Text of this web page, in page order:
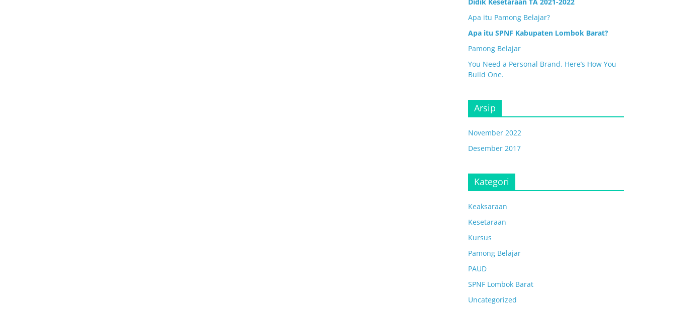
Apa itu Pamong Belajar?
Apa itu SPNF Kabupaten Lombok Barat?
Pamong Belajar
You Need a Personal Brand. Here’s How You
Build One.
Arsip
November 2022
Desember 2017
Kategori
Keaksaraan
Kesetaraan
Kursus
Pamong Belajar
PAUD
SPNF Lombok Barat
Uncategorized